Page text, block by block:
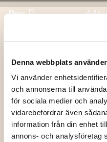
Denna webbplats
Vi använder
och annonserna till
för sociala medier och
vidarebefordrar även
information från din enhet
annons- och analysföretag
Meny
Fotograf:Marta Mytych
Stad:Stockholm
Produkter i projektet:
2606 Gala